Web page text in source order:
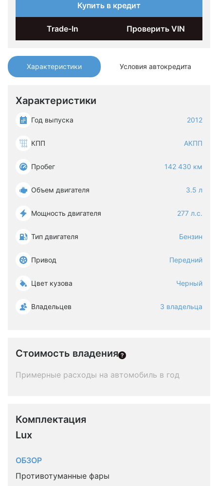
Характеристики Условия автокредита
Характеристики
Год выпуска 2012
КПП АКПП
Пробег 142 430 км
Объем двигателя 3.5 л
Мощность двигателя 277 л.с.
Тип двигателя Бензин
Привод Передний
Цвет кузова Черный
Владельцев 3 владельца
Стоимость владения
Примерные расходы на автомобиль в год
Комплектация
Lux
ОБЗОР
Противотуманные фары
Купить в кредит
Trade-In Проверить VIN